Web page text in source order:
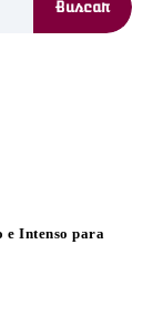
e Intenso para